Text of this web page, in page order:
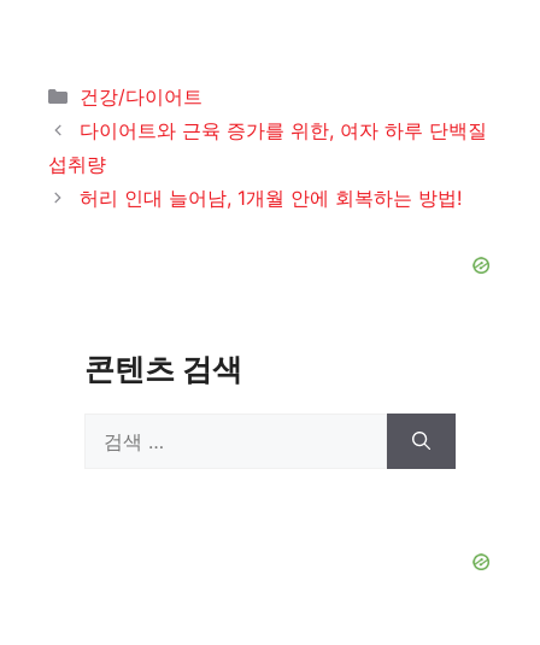
카
테
리
건강/다이어트
다이어트와 근육 증가를 위한, 여자 하루 단백질
섭취량
허리 인대 늘어남, 1개월 안에 회복하는 방법!
콘텐츠 검색